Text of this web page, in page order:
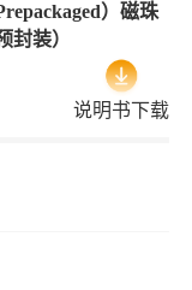
）磁珠
封装）
说明书下载